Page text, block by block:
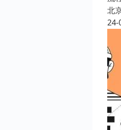
北
24-